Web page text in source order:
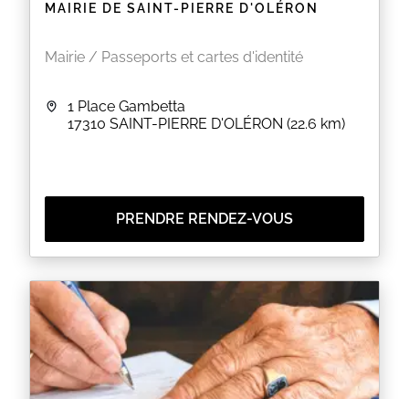
MAIRIE DE SAINT-PIERRE D'OLÉRON
Mairie / Passeports et cartes d'identité
1 Place Gambetta
17310 SAINT-PIERRE D'OLÉRON (22.6 km)
PRENDRE RENDEZ-VOUS